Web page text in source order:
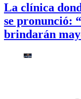
La clínica
se pronunció:
brindarán